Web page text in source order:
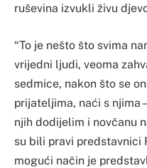
ruševina izvukli živu
“To je nešto što svima
vrijedni ljudi, veoma
sedmice, nakon što se
prijateljima, naći s njima
njih dodijelim i novčanu
su bili pravi predstavnici
mogući način je